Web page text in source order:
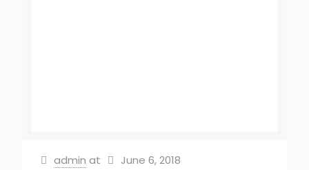
admin at June 6, 2018